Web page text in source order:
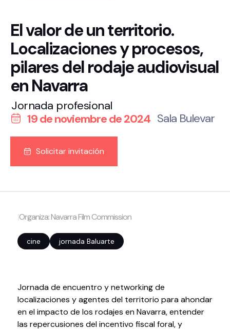
Volver al inicio
Agenda
Entradas
Histórico
Organiza
Espacios
Tour Virtual
El valor de un territorio.
Localizaciones y procesos,
pilares del rodaje audiovisual
en Navarra
Jornada profesional
19 de noviembre de 2024 Sala Bulevar
Solicitar invitación
Organiza: Navarra Film Commission
cine jornada Baluarte
Jornada de encuentro y networking de
localizaciones y agentes del territorio para ahondar
en el impacto de los rodajes en Navarra, entender
las repercusiones del incentivo fiscal foral, y